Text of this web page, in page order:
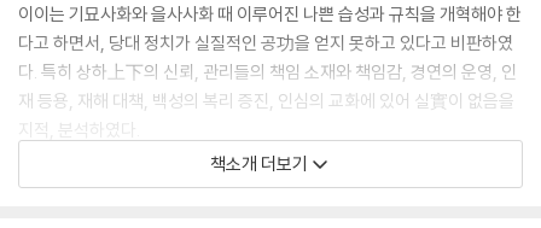
이이는 기묘사화와 을사사화 때 이루어진 나쁜 습성과 규칙을 개혁해야 한
다고 하면서, 당대 정치가 실질적인 공功을 얻지 못하고 있다고 비판하였
다. 특히 상하上下의 신뢰, 관리들의 책임 소재와 책임감, 경연의 운영, 인
재 등용, 재해 대책, 백성의 복리 증진, 인심의 교화에 있어 실實이 없음을
지적, 분석하였다.
수신修身의 요체로 분발 · 학문 · 공정, 어진 선비를 가까이 함 등을 들었
책소개 더보기